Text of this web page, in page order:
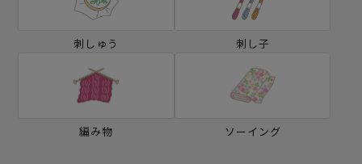
刺しゅう 刺し子
編み物 ソーイング